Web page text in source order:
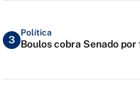
3
Política
Boulos cobra Senado